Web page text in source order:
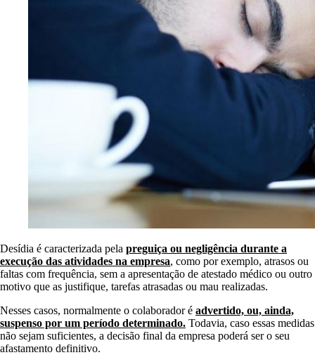
Desídia é caracterizada pela preguiça ou negligência durante a
execução das atividades na empresa, como por exemplo, atrasos ou
faltas com frequência, sem a apresentação de atestado médico ou outro
motivo que as justifique, tarefas atrasadas ou mau realizadas.
Nesses casos, normalmente o colaborador é advertido, ou, ainda,
suspenso por um período determinado. Todavia, caso essas medidas
não sejam suficientes, a decisão final da empresa poderá ser o seu
afastamento definitivo.